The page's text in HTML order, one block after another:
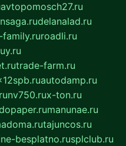
avtopomosch27.ru
delanalad.ru
family.ruroadli.ru
trade-farm.ru
autodamp.ru
nv750.rux-ton.ru
manunae.ru
tajuncos.ru
besplatno.rusplclub.ru